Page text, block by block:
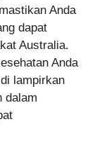
Anda
dapat
Australia.
Anda
lampirkan
dalam